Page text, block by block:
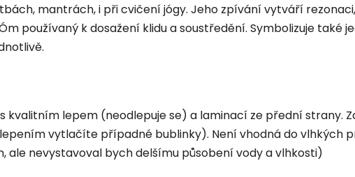
mantrách, i při cvičení jógy. Jeho zpívání vytváří
používaný k dosažení klidu a soustředění. Symbolizuje také
kvalitním lepem (neodlepuje se) a laminací ze přední strany.
vytlačíte případné bublinky). Není vhodná do vlhkých
nevystavoval bych delšímu působení vody a vlhkosti)